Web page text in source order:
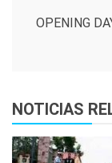
OPENING
NOTICIAS